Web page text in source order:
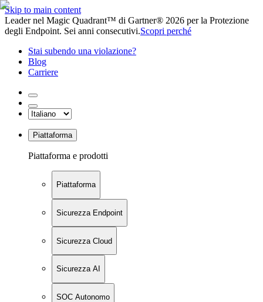
Skip to main content
Leader nel Magic Quadrant™ di Gartner® 2026 per la Protezione
degli Endpoint. Sei anni consecutivi.Scopri perché
Stai subendo una violazione?
Blog
Carriere
Piattaforma
Piattaforma e prodotti
Piattaforma
Sicurezza Endpoint
Sicurezza Cloud
Sicurezza AI
SOC Autonomo